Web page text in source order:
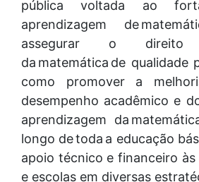
pública voltada ao
aprendizagem de
assegurar o
da matemática de qualidade
como promover a
desempenho acadêmico e
aprendizagem da
longo de toda a educação
apoio técnico e financeiro às
e escolas em diversas